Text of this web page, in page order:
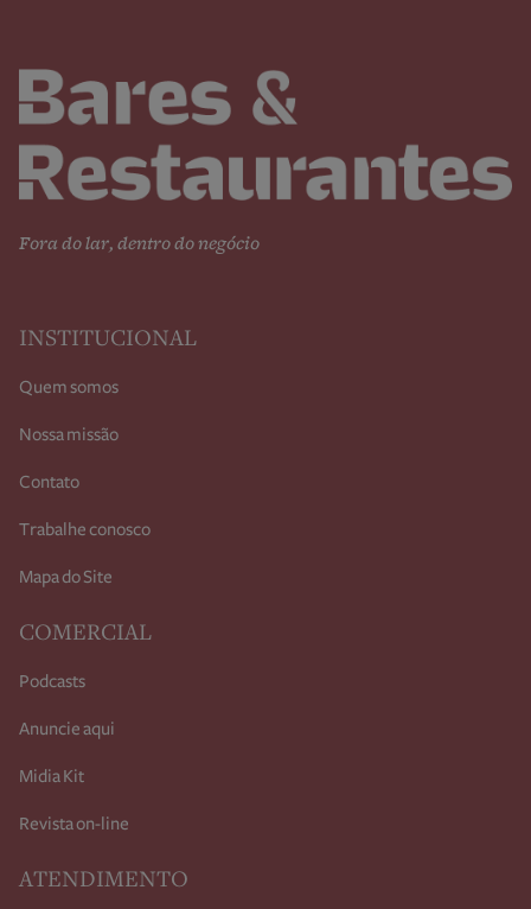
Fora do lar, dentro do negócio
INSTITUCIONAL
Quem somos
Nossa missão
Contato
Trabalhe conosco
Mapa do Site
COMERCIAL
Podcasts
Anuncie aqui
Midia Kit
Revista on-line
ATENDIMENTO